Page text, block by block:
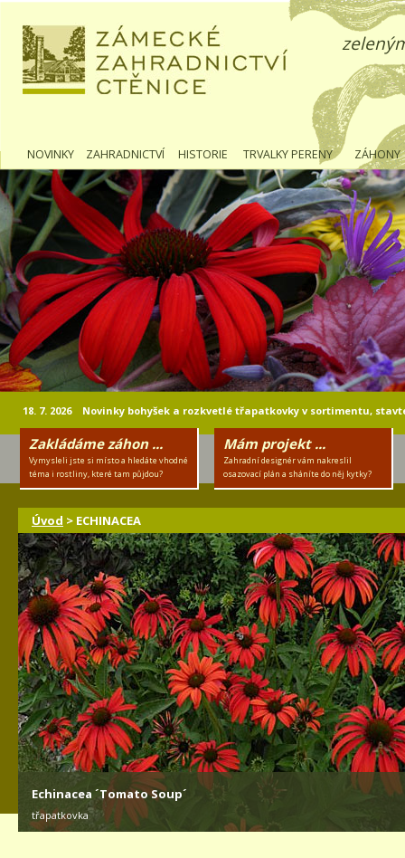
NOVINKY ZAHRADNICTVÍ HISTORIE TRVALKY PERENY ZÁHONY
18. 7. 2026 Novinky bohyšek a rozkvetlé třapatkovky v sortimentu,
Zakládáme záhon ...
Vymysleli jste si místo a hledáte vhodné
téma i rostliny, které tam půjdou?
Mám projekt ...
Zahradní designér vám nakreslil
osazovací plán a sháníte do něj kytky?
Úvod > ECHINACEA
Echinacea ´Tomato Soup´
třapatkovka